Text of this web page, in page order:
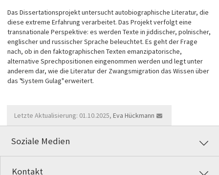
Das Dissertationsprojekt untersucht autobiographische Literatur, die
diese extreme Erfahrung verarbeitet. Das Projekt verfolgt eine
transnationale Perspektive: es werden Texte in jiddischer, polnischer,
englischer und russischer Sprache beleuchtet. Es geht der Frage
nach, ob in den faktographischen Texten emanzipatorische,
alternative Sprechpositionen eingenommen werden und legt unter
anderem dar, wie die Literatur der Zwangsmigration das Wissen über
das "System Gulag" erweitert.
Letzte Aktualisierung: 01.10.2025, Eva Hückmann
Soziale Medien
Kontakt